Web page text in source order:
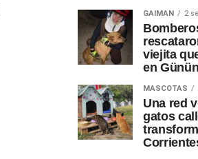
GAIMAN 2
viejita
en
MASCOTAS
Una red
gatos